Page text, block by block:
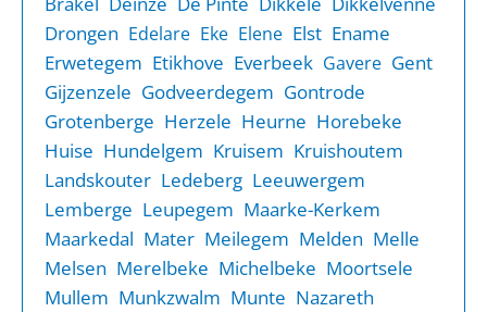
Drongen Edelare Eke Elene Elst Ename
Erwetegem Etikhove Everbeek Gavere Gent
Gijzenzele Godveerdegem Gontrode
Grotenberge Herzele Heurne Horebeke
Huise Hundelgem Kruisem Kruishoutem
Landskouter Ledeberg Leeuwergem
Lemberge Leupegem Maarke-Kerkem
Maarkedal Mater Meilegem Melden Melle
Melsen Merelbeke Michelbeke Moortsele
Mullem Munkzwalm Munte Nazareth